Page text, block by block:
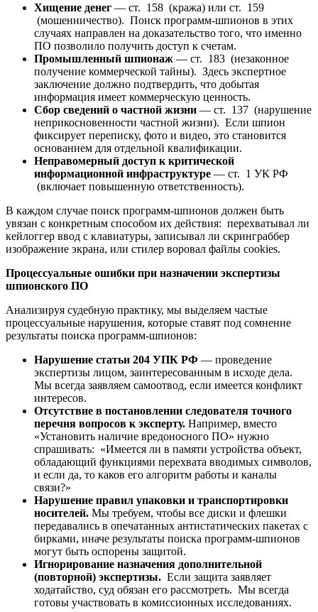
Хищение денег — ст. 158 (кража) или ст. 159
(мошенничество). Поиск программ-шпионов в этих
случаях направлен на доказательство того, что именно
ПО позволило получить доступ к счетам.
Промышленный шпионаж — ст. 183 (незаконное
получение коммерческой тайны). Здесь экспертное
заключение должно подтвердить, что добытая
информация имеет коммерческую ценность.
Сбор сведений о частной жизни — ст. 137 (нарушение
неприкосновенности частной жизни). Если шпион
фиксирует переписку, фото и видео, это становится
основанием для отдельной квалификации.
Неправомерный доступ к критической
информационной инфраструктуре — ст. 1 УК РФ
(включает повышенную ответственность).
В каждом случае поиск программ-шпионов должен быть
увязан с конкретным способом их действия: перехватывал ли
кейлоггер ввод с клавиатуры, записывал ли скринграббер
изображение экрана, или стилер воровал файлы cookies.
Процессуальные ошибки при назначении экспертизы
шпионского ПО
Анализируя судебную практику, мы выделяем частые
процессуальные нарушения, которые ставят под сомнение
результаты поиска программ-шпионов:
Нарушение статьи 204 УПК РФ — проведение
экспертизы лицом, заинтересованным в исходе дела.
Мы всегда заявляем самоотвод, если имеется конфликт
интересов.
Отсутствие в постановлении следователя точного
перечня вопросов к эксперту. Например, вместо
«Установить наличие вредоносного ПО» нужно
спрашивать: «Имеется ли в памяти устройства объект,
обладающий функциями перехвата вводимых символов,
и если да, то каков его алгоритм работы и каналы
связи?»
Нарушение правил упаковки и транспортировки
носителей. Мы требуем, чтобы все диски и флешки
передавались в опечатанных антистатических пакетах с
бирками, иначе результаты поиска программ-шпионов
могут быть оспорены защитой.
Игнорирование назначения дополнительной
(повторной) экспертизы. Если защита заявляет
ходатайство, суд обязан его рассмотреть. Мы всегда
готовы участвовать в комиссионных исследованиях.